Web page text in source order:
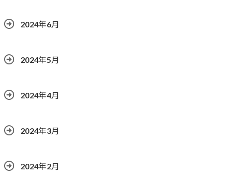
2024年6月
2024年5月
2024年4月
2024年3月
2024年2月